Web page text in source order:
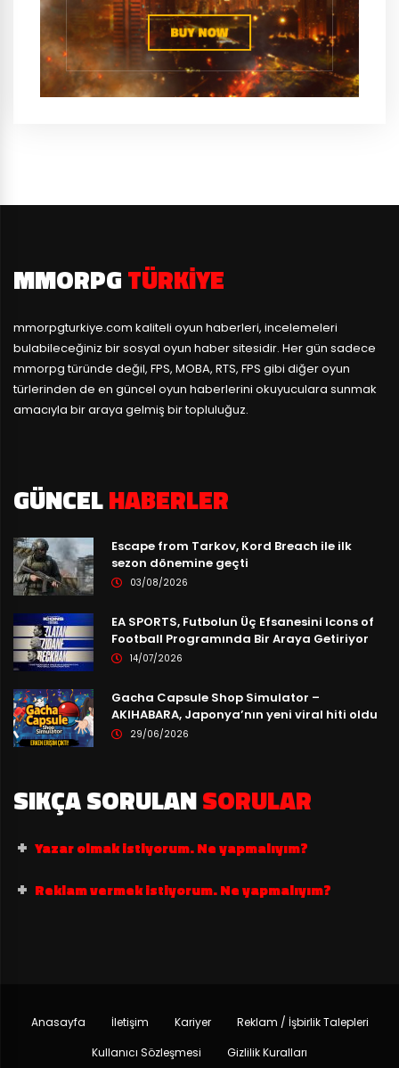
MMORPGTÜRKIYE
mmorpgturkiye.com kaliteli oyun haberleri, incelemeleri
bulabileceğiniz bir sosyal oyun haber sitesidir. Her gün sadece
mmorpg türünde değil, FPS, MOBA, RTS, FPS gibi diğer oyun
türlerinden de en güncel oyun haberlerini okuyuculara sunmak
amacıyla bir araya gelmiş bir topluluğuz.
GÜNCELHABERLER
Escape from Tarkov, Kord Breach ile ilk
sezon dönemine geçti
03/08/2026
EA SPORTS, Futbolun Üç Efsanesini Icons of
Football Programında Bir Araya Getiriyor
14/07/2026
Gacha Capsule Shop Simulator –
AKIHABARA, Japonya’nın yeni viral hiti oldu
29/06/2026
SIKÇA SORULANSORULAR
Yazar olmak istiyorum. Ne yapmalıyım?
Reklam vermek istiyorum. Ne yapmalıyım?
Anasayfa İletişim Kariyer
Reklam / İşbirlik Talepleri
Kullanıcı Sözleşmesi
Gizlilik Kuralları